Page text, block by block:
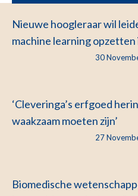
Nieuwe hoogleraar wil
machine learning opzetten
30
‘Cleveringa’s erfgoed
waakzaam moeten zijn’
27
Biomedische